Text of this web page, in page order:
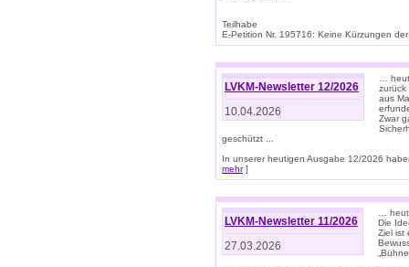
Teilhabe
E-Petition Nr. 195716: Keine Kürzungen
LVKM-Newsletter 12/2026
10.04.2026
…
zurück
aus
Zwar
geschützt ...
In unserer heutigen Ausgabe 12/2026
mehr]
LVKM-Newsletter 11/2026
27.03.2026
…
Die
Ziel ist